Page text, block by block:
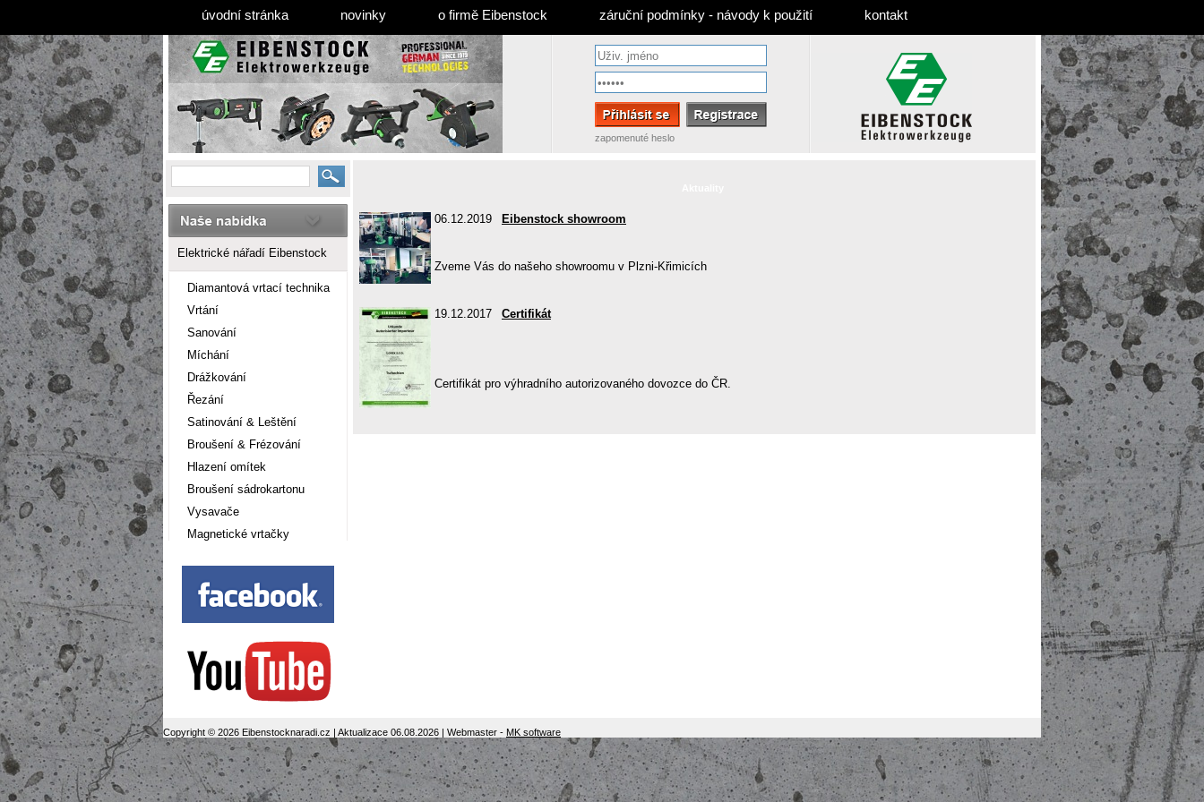
úvodní stránka novinky o firmě Eibenstock záruční podmínky - návody k použití kontakt
zapomenuté heslo
Elektrické nářadí Eibenstock
Diamantová vrtací technika
Vrtání
Sanování
Míchání
Drážkování
Řezání
Satinování & Leštění
Broušení & Frézování
Hlazení omítek
Broušení sádrokartonu
Vysavače
Magnetické vrtačky
06.12.2019 Eibenstock showroom
Zveme Vás do našeho showroomu v Plzni-Křimicích
19.12.2017 Certifikát
Certifikát pro výhradního autorizovaného dovozce do ČR.
Copyright © 2026 Eibenstocknaradi.cz | Aktualizace 06.08.2026 | Webmaster - MK software